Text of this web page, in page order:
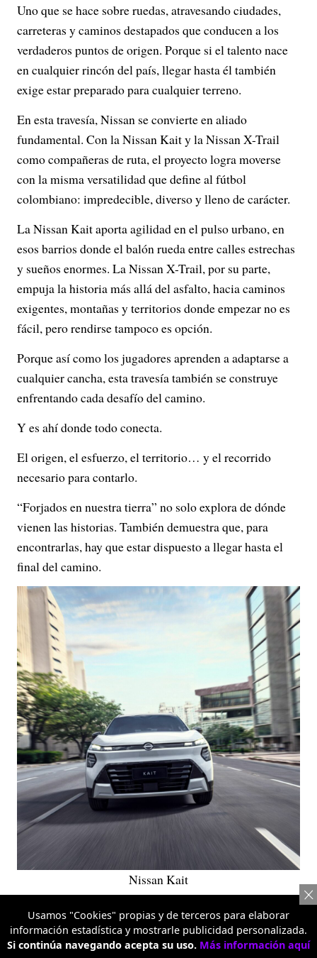
Uno que se hace sobre ruedas, atravesando ciudades,
carreteras y caminos destapados que conducen a los
verdaderos puntos de origen. Porque si el talento nace
en cualquier rincón del país, llegar hasta él también
exige estar preparado para cualquier terreno.
En esta travesía, Nissan se convierte en aliado
fundamental. Con la Nissan Kait y la Nissan X-Trail
como compañeras de ruta, el proyecto logra moverse
con la misma versatilidad que define al fútbol
colombiano: impredecible, diverso y lleno de carácter.
La Nissan Kait aporta agilidad en el pulso urbano, en
esos barrios donde el balón rueda entre calles estrechas
y sueños enormes. La Nissan X-Trail, por su parte,
empuja la historia más allá del asfalto, hacia caminos
exigentes, montañas y territorios donde empezar no es
fácil, pero rendirse tampoco es opción.
Porque así como los jugadores aprenden a adaptarse a
cualquier cancha, esta travesía también se construye
enfrentando cada desafío del camino.
Y es ahí donde todo conecta.
El origen, el esfuerzo, el territorio… y el recorrido
necesario para contarlo.
“Forjados en nuestra tierra” no solo explora de dónde
vienen las historias. También demuestra que, para
encontrarlas, hay que estar dispuesto a llegar hasta el
final del camino.
Nissan Kait
CARROS NISSAN DEPORTES COLOMBIA
Usamos "Cookies" propias y de terceros para elaborar
información estadística y mostrarle publicidad personalizada.
Si continúa navegando acepta su uso. Más información aquí